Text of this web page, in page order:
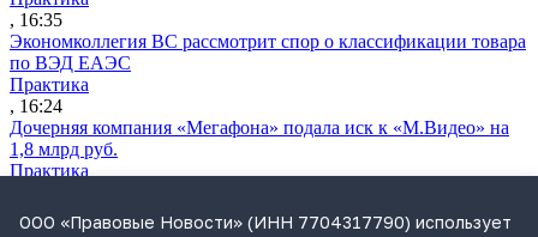
, 16:35
Экономколлегия ВС рассмотрит спор о классификации товара
по ВЭД ЕАЭС
Практика
, 16:24
Дочерняя компания «Мегафона» подала иск к «М.Видео» на
1,8 млрд руб.
Практика
СИП проверит отмену патента на систему управления
ООО «Правовые Новости» (ИНН 7704317790) использует